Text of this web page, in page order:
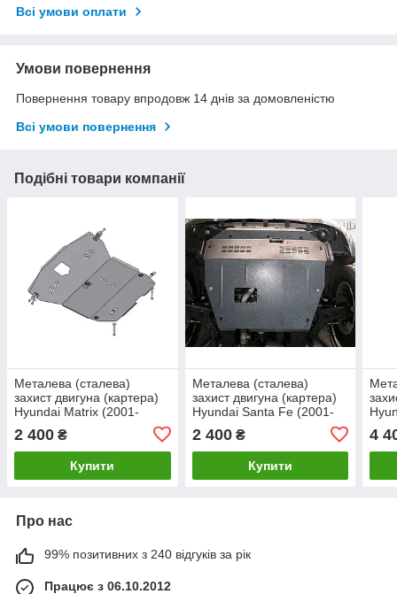
Всі умови оплати
Умови повернення
Повернення товару впродовж 14 днів за домовленістю
Всі умови повернення
Подібні товари компанії
Металева (сталева)
захист двигуна (картера)
Hyundai Matrix (2001-
2 400 ₴
Купити
Металева (сталева)
захист двигуна (картера)
Hyundai Santa Fe (2001-
2 400₴
Купити
4
Про нас
99% позитивних з 240 відгуків за рік
Працює з 06.10.2012